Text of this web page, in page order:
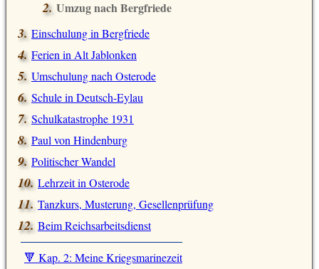
Umzug nach Bergfriede
Einschulung in Bergfriede
Ferien in Alt Jablonken
Umschulung nach Osterode
Schule in Deutsch-Eylau
Schulkatastrophe 1931
Paul von Hindenburg
Politischer Wandel
Lehrzeit in Osterode
Tanzkurs, Musterung, Gesellenprüfung
Beim Reichsarbeitsdienst
🔻 Kap. 2: Meine Kriegsmarinezeit